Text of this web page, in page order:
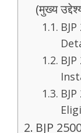
(मुख्य
BJP